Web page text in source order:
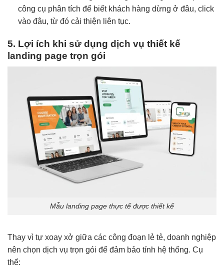
công cụ phân tích để biết khách hàng dừng ở đâu, click
vào đâu, từ đó cải thiện liên tục.
5. Lợi ích khi sử dụng dịch vụ thiết kế
landing page trọn gói
Mẫu landing page thực tế được thiết kế
Thay vì tự xoay xở giữa các công đoạn lẻ tẻ, doanh nghiệp
nên chọn dịch vụ trọn gói để đảm bảo tính hệ thống. Cụ
thể: